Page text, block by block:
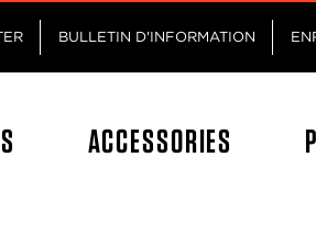
BULLETIN D'INFORMATION
ACCESSORIES